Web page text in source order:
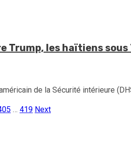
Trump, les haïtiens
de la Sécurité intérieure
… 419 Next